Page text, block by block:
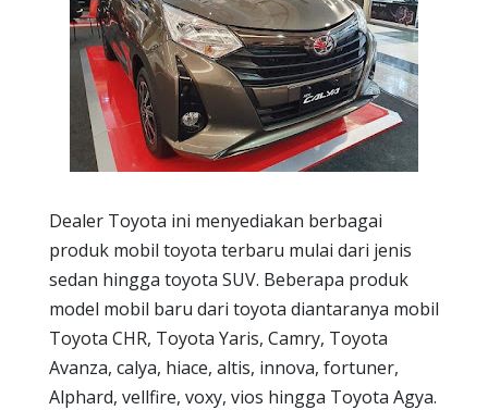
Dealer Toyota ini menyediakan berbagai
produk mobil toyota terbaru mulai dari jenis
sedan hingga toyota SUV. Beberapa produk
model mobil baru dari toyota diantaranya mobil
Toyota CHR, Toyota Yaris, Camry, Toyota
Avanza, calya, hiace, altis, innova, fortuner,
Alphard, vellfire, voxy, vios hingga Toyota Agya.